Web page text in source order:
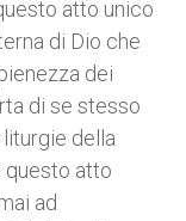
atto unico
di Dio che
dei
di se stesso
della
questo atto
ad